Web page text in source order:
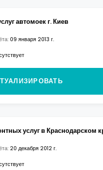
автомоек г. Киев
09 января 2013 г.
услуг в Краснодарском
20 декабря 2012 г.